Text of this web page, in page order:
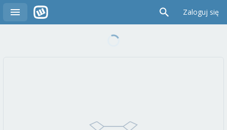
Zaloguj się